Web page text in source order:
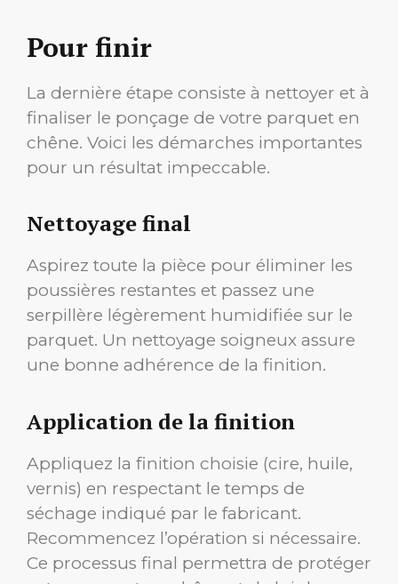
Pour finir
La dernière étape consiste à nettoyer et à
finaliser le ponçage de votre parquet en
chêne. Voici les démarches importantes
pour un résultat impeccable.
Nettoyage final
Aspirez toute la pièce pour éliminer les
poussières restantes et passez une
serpillère légèrement humidifiée sur le
parquet. Un nettoyage soigneux assure
une bonne adhérence de la finition.
Application de la finition
Appliquez la finition choisie (cire, huile,
vernis) en respectant le temps de
séchage indiqué par le fabricant.
Recommencez l’opération si nécessaire.
Ce processus final permettra de protéger